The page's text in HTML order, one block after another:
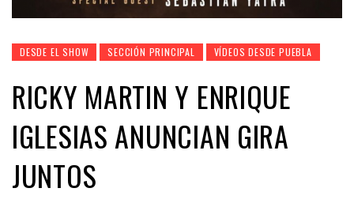
DESDE EL SHOW SECCIÓN PRINCIPAL VÍDEOS DESDE PUEBLA
RICKY MARTIN Y ENRIQUE
IGLESIAS ANUNCIAN GIRA
JUNTOS